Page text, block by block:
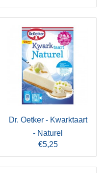
Dr. Oetker - Kwarktaart
- Naturel
€5,25